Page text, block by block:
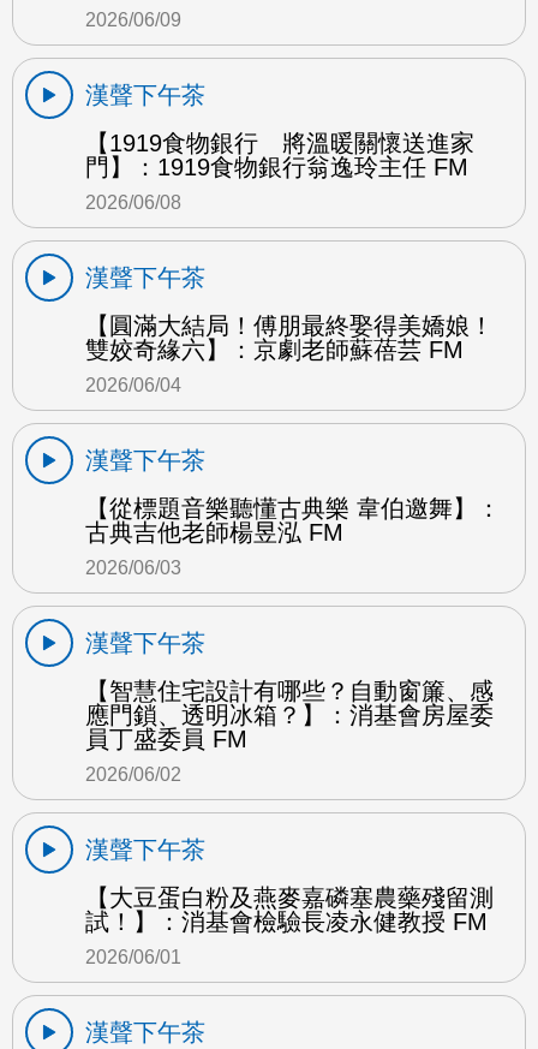
2026/06/09
漢聲下午茶
【1919食物銀行 將溫暖關懷送進家
門】：1919食物銀行翁逸玲主任 FM
2026/06/08
漢聲下午茶
【圓滿大結局！傅朋最終娶得美嬌娘！
雙姣奇緣六】：京劇老師蘇蓓芸 FM
2026/06/04
漢聲下午茶
【從標題音樂聽懂古典樂 韋伯邀舞】：
古典吉他老師楊昱泓 FM
2026/06/03
漢聲下午茶
【智慧住宅設計有哪些？自動窗簾、感
應門鎖、透明冰箱？】：消基會房屋委
員丁盛委員 FM
2026/06/02
漢聲下午茶
【大豆蛋白粉及燕麥嘉磷塞農藥殘留測
試！】：消基會檢驗長凌永健教授 FM
2026/06/01
漢聲下午茶